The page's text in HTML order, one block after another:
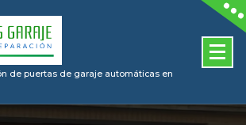
de puertas de garaje automáticas en